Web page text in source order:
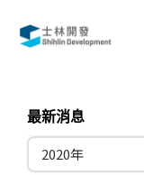
最新消息